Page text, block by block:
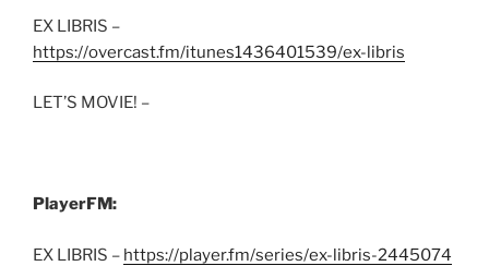
EX LIBRIS –
https://overcast.fm/itunes1436401539/ex-libris
LET’S MOVIE! –
PlayerFM:
EX LIBRIS – https://player.fm/series/ex-libris-2445074